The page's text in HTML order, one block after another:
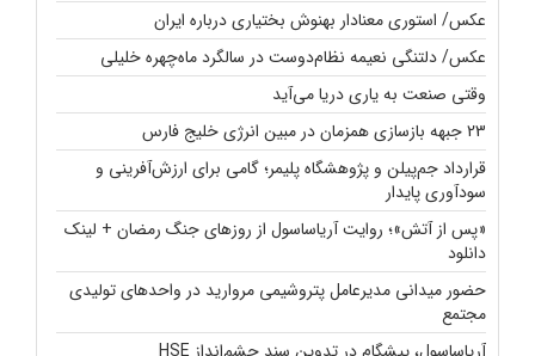
عکس/ استوری معنادار بهنوش بختیاری درباره ایران
عکس/ دلتنگی نعیمه نظام‌دوست در سالگرد ماه‌چهره خلیلی
وقتی صنعت به یاری دریا می‌آید
23 جبهه بازسازی همزمان در مبین انرژی خلیج فارس
قرارداد جم‌پیلن و پژوهشگاه پلیمر؛ گامی برای ارزش‌آفرینی و
سودآوری پایدار
«پس از آتش»؛ روایت آریاساسول از روزهای جنگ رمضان + لینک
دانلود
حضور میدانی مدیرعامل پتروشیمی مروارید در واحدهای تولیدی
مجتمع